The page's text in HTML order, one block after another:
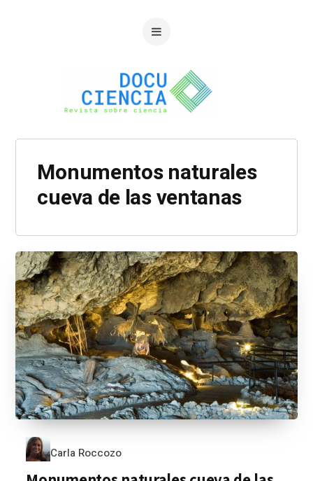
Monumentos naturales
cueva de las ventanas
Carla Roccozo